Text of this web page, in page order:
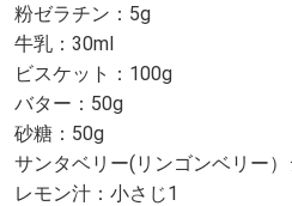
粉ゼラチン：5g
牛乳：30ml
ビスケット：100g
バター：50g
砂糖：50g
サンタベリー(リンゴンベリー
レモン汁：小さじ1